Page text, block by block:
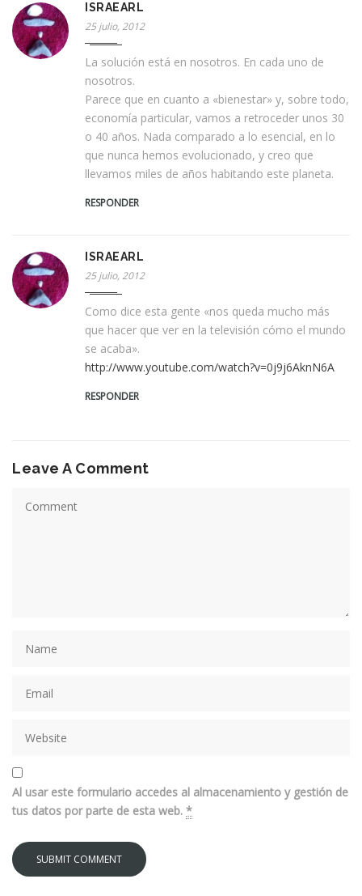
ISRAEARL
25 julio, 2012
La solución está en nosotros. En cada uno de
nosotros.
Parece que en cuanto a «bienestar» y, sobre todo,
economía particular, vamos a retroceder unos 30
o 40 años. Nada comparado a lo esencial, en lo
que nunca hemos evolucionado, y creo que
llevamos miles de años habitando este planeta.
RESPONDER
ISRAEARL
25 julio, 2012
Como dice esta gente «nos queda mucho más
que hacer que ver en la televisión cómo el mundo
se acaba».
http://www.youtube.com/watch?v=0j9j6AknN6A
RESPONDER
Leave A Comment
Al usar este formulario accedes al almacenamiento y gestión de
tus datos por parte de esta web. *